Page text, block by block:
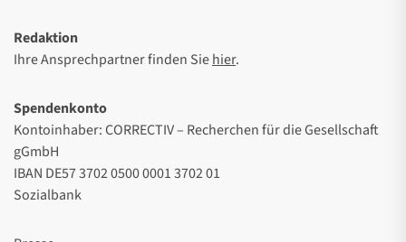
Redaktion
Ihre Ansprechpartner finden Siehier.
Spendenkonto
Kontoinhaber: CORRECTIV – Recherchen für die Gesellschaft
gGmbH
IBAN DE57 3702 0500 0001 3702 01
Sozialbank